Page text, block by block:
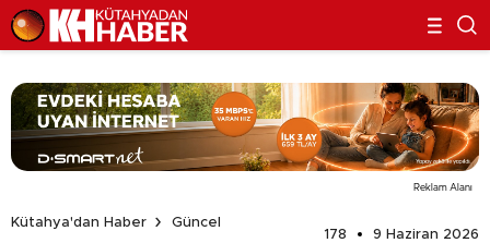
Reklam Alanı
Kütahya'dan Haber
Güncel
178
9 Haziran 2026